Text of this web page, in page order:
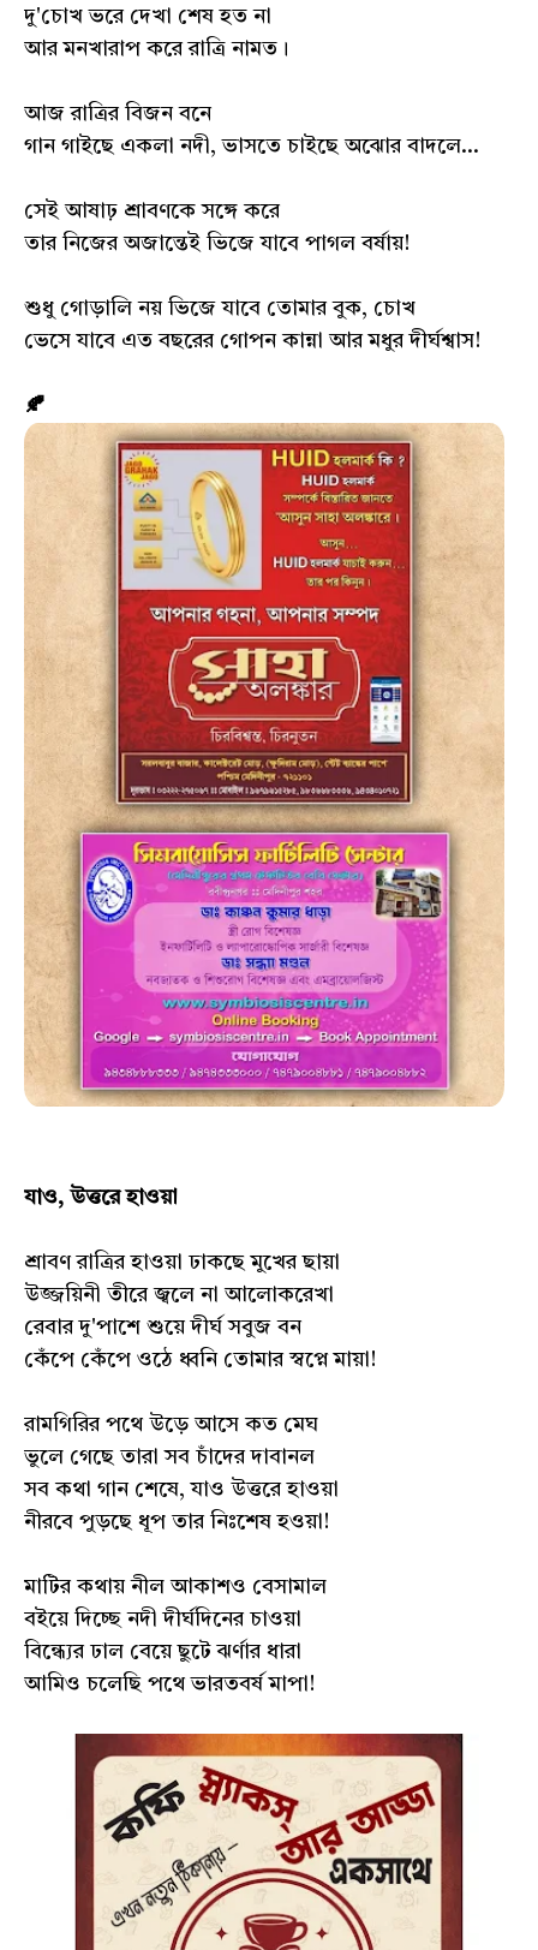
দু'চোখ ভরে দেখা শেষ হত না
আর মনখারাপ করে রাত্রি নামত।
আজ রাত্রির বিজন বনে
গান গাইছে একলা নদী, ভাসতে চাইছে অঝোর বাদলে...
সেই আষাঢ় শ্রাবণকে সঙ্গে করে
তার নিজের অজান্তেই ভিজে যাবে পাগল বর্ষায়!
শুধু গোড়ালি নয় ভিজে যাবে তোমার বুক, চোখ
ভেসে যাবে এত বছরের গোপন কান্না আর মধুর দীর্ঘশ্বাস!
🍂
যাও, উত্তরে হাওয়া
শ্রাবণ রাত্রির হাওয়া ঢাকছে মুখের ছায়া
উজ্জয়িনী তীরে জ্বলে না আলোকরেখা
রেবার দু'পাশে শুয়ে দীর্ঘ সবুজ বন
কেঁপে কেঁপে ওঠে ধ্বনি তোমার স্বপ্নে মায়া!
রামগিরির পথে উড়ে আসে কত মেঘ
ভুলে গেছে তারা সব চাঁদের দাবানল
সব কথা গান শেষে, যাও উত্তরে হাওয়া
নীরবে পুড়ছে ধূপ তার নিঃশেষ হওয়া!
মাটির কথায় নীল আকাশও বেসামাল
বইয়ে দিচ্ছে নদী দীর্ঘদিনের চাওয়া
বিন্ধ‍্যের ঢাল বেয়ে ছুটে ঝর্ণার ধারা
আমিও চলেছি পথে ভারতবর্ষ মাপা!